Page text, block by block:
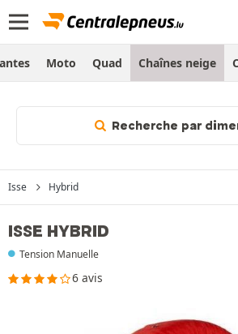
Moto Quad Chaînes neige
Recherche par
Isse Hybrid
ISSE HYBRID
Tension Manuelle
6 avis